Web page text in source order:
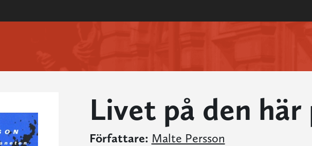
Livet på den
Författare: Malte Persson